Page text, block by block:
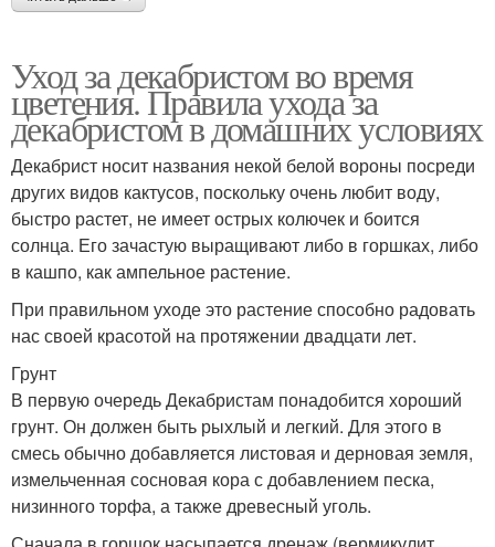
Уход за декабристом во время
цветения. Правила ухода за
декабристом в домашних условиях
Декабрист носит названия некой белой вороны посреди
других видов кактусов, поскольку очень любит воду,
быстро растет, не имеет острых колючек и боится
солнца. Его зачастую выращивают либо в горшках, либо
в кашпо, как ампельное растение.
При правильном уходе это растение способно радовать
нас своей красотой на протяжении двадцати лет.
Грунт
В первую очередь Декабристам понадобится хороший
грунт. Он должен быть рыхлый и легкий. Для этого в
смесь обычно добавляется листовая и дерновая земля,
измельченная сосновая кора с добавлением песка,
низинного торфа, а также древесный уголь.